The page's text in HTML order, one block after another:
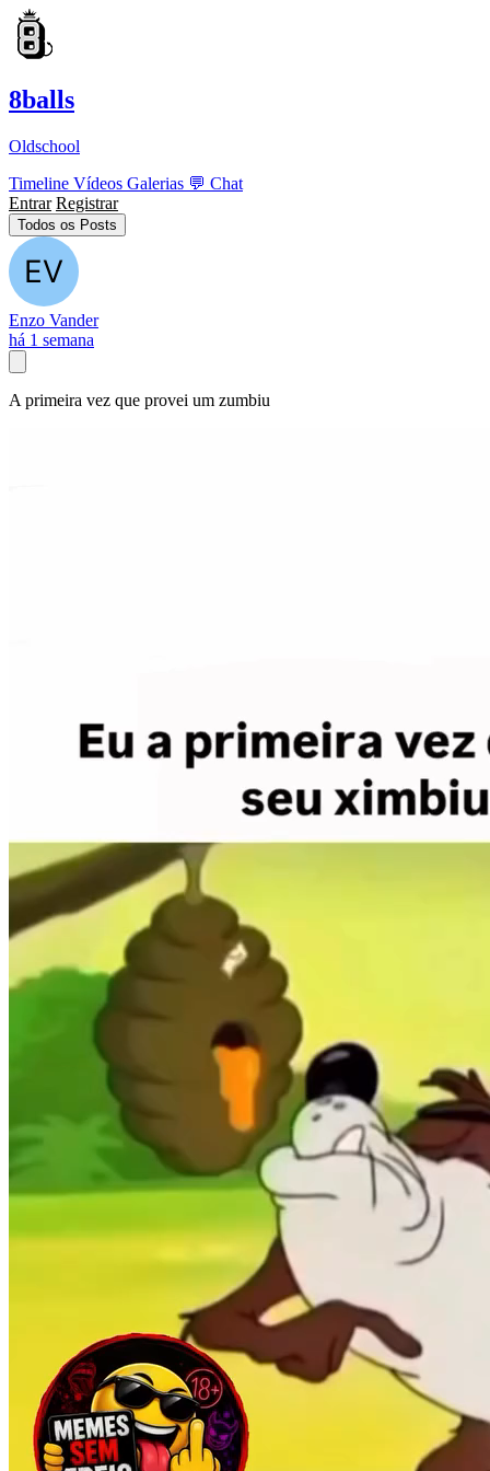
8balls
Oldschool
Timeline Vídeos Galerias 💬 Chat
Entrar Registrar
Todos os Posts
Enzo Vander
há 1 semana
A primeira vez que provei um zumbiu